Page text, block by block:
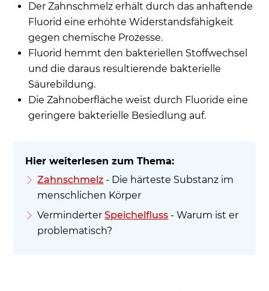
Der Zahnschmelz erhält durch das anhaftende
Fluorid eine erhöhte Widerstandsfähigkeit
gegen chemische Prozesse.
Fluorid hemmt den bakteriellen Stoffwechsel
und die daraus resultierende bakterielle
Säurebildung.
Die Zahnoberfläche weist durch Fluoride eine
geringere bakterielle Besiedlung auf.
Zahnschmelz - Die härteste Substanz im
menschlichen Körper
VerminderterSpeichelfluss - Warum ist er
problematisch?